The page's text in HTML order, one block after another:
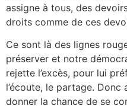
assigne à tous, des
droits comme de ces
Ce sont là des lignes
préserver et notre
rejette l’excès, pour lui
l’écoute, le partage.
donner la chance de se